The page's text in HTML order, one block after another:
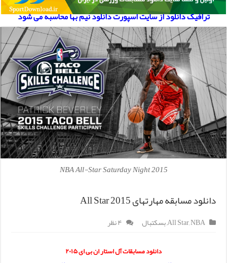
ترافیک دانلود از سایت اسپورت دانلود نیم بها محاسبه می شود
2015 NBA All-Star Saturday Night
دانلود مسابقه مهارتهای All Star 2015
All Star,NBA
,بسکتبال ۴ نظر
دانلود مسابقات آل استار ان بی ای ۲۰۱۵